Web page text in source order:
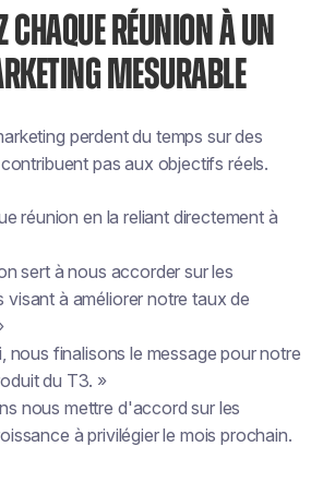
RÉUNION À UN
MESURABLE
perdent du temps sur des
pas aux objectifs réels.
réunion en la reliant directement à
sert à nous accorder sur les
visant à améliorer notre taux de
nous finalisons le message pour notre
du T3. »
nous mettre d'accord sur les
à privilégier le mois prochain.